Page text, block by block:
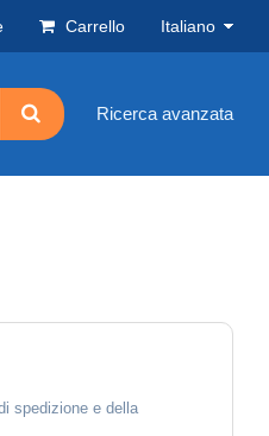
Carrello Italiano
Ricerca avanzata
spedizione e della